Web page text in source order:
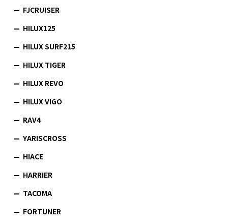
FJCRUISER
HILUX125
HILUX SURF215
HILUX TIGER
HILUX REVO
HILUX VIGO
RAV4
YARISCROSS
HIACE
HARRIER
TACOMA
FORTUNER